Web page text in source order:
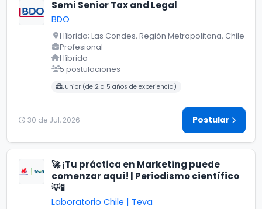
Semi Senior Tax and Legal
BDO
Híbrida; Las Condes, Región Metropolitana, Chile
Profesional
Híbrido
5 postulaciones
Carreras buscadas:
Junior (de 2 a 5 años de experiencia)
30 de Jul, 2026 Postular
🚀 ¡Tu práctica en Marketing puede
comenzar aquí! | Periodismo científico
💡🧪
Laboratorio Chile | Teva